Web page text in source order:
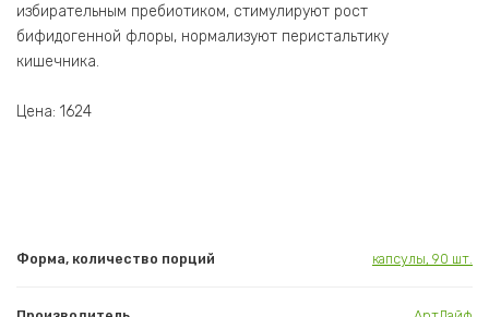
избирательным пребиотиком, стимулируют рост
бифидогенной флоры, нормализуют перистальтику
кишечника.
Цена: 1624
Форма, количество порций капсулы, 90 шт.